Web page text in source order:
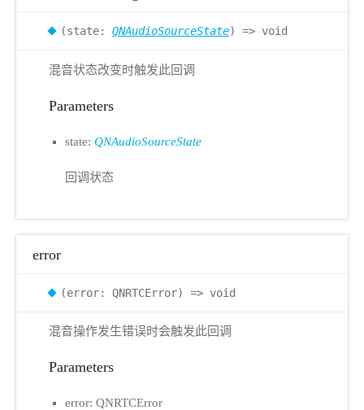
(state: QNAudioSourceState) => void
混音状态改变时触发此回调
Parameters
state: QNAudioSourceState
回调状态
error
(error: QNRTCError) => void
混音操作发生错误时会触发此回调
Parameters
error: QNRTCError